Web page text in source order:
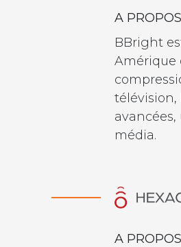
A
BBright
Amérique
télévision,
média.
A